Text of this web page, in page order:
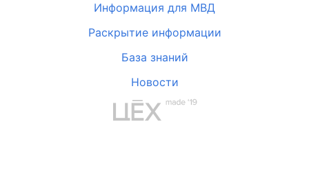
Информация для МВД
Раскрытие информации
База знаний
Новости